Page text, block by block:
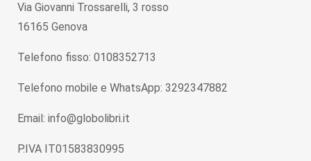
Via Giovanni Trossarelli, 3 rosso
16165 Genova
Telefono fisso: 0108352713
Telefono mobile e WhatsApp: 3292347882
Email: info@globolibri.it
P.IVA IT01583830995